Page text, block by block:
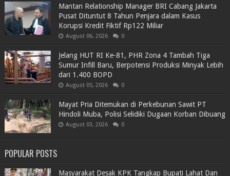
Mantan Relationship Manager BRI Cabang Jakarta
Pusat Dituntut 8 Tahun Penjara dalam Kasus
Korupsi Kredit Fiktif Rp122 Miliar
August 06, 2026 0
Jelang HUT RI Ke-81, PHR Zona 4 Tambah Tiga
Sumur Infill Baru, Berpotensi Produksi Minyak Lebih
dari 1.400 BOPD
August 05, 2026 0
Mayat Pria Ditemukan di Perkebunan Sawit PT
Hindoli Muba, Polisi Selidiki Dugaan Korban Dibuang
August 03, 2026 0
POPULAR POSTS
Masyarakat Desak KPK Tangkap Bupati Lahat Dan